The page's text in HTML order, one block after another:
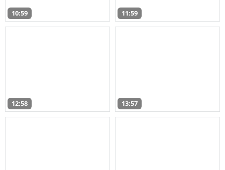
10:59 11:59
12:58 13:57